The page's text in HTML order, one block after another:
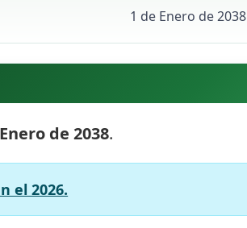
1 de Enero de 2038
de 2038.
el 2026.